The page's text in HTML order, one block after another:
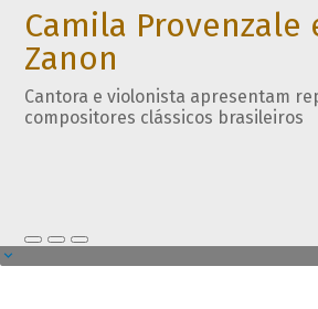
Camila Provenzale
Zanon
Cantora e violonista apresentam
compositores clássicos brasileiros